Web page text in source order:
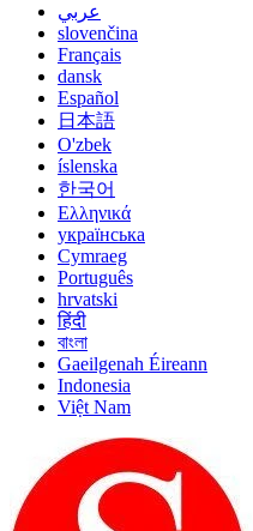
عربي
slovenčina
Français
dansk
Español
日本語
O'zbek
íslenska
한국어
Ελληνικά
українська
Cymraeg
Português
hrvatski
हिंदी
বাংলা
Gaeilgenah Éireann
Indonesia
Việt Nam